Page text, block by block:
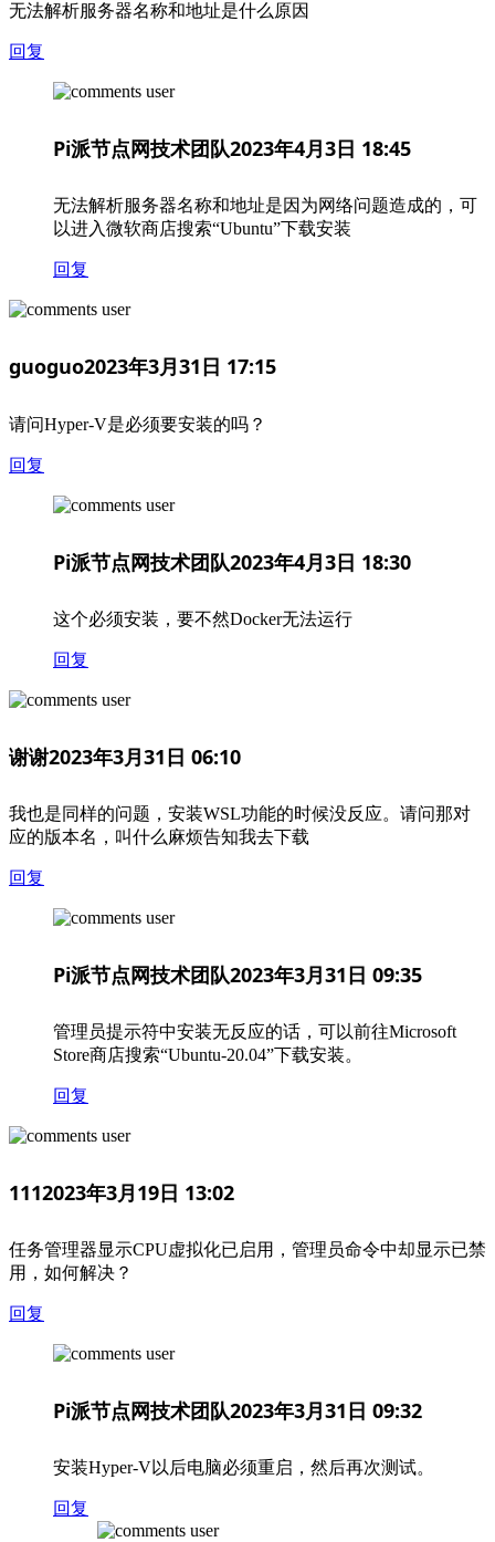
无法解析服务器名称和地址是什么原因
回复
Pi派节点网技术团队2023年4月3日 18:45
无法解析服务器名称和地址是因为网络问题造成的，可
以进入微软商店搜索“Ubuntu”下载安装
回复
guoguo2023年3月31日 17:15
请问Hyper-V是必须要安装的吗？
回复
Pi派节点网技术团队2023年4月3日 18:30
这个必须安装，要不然Docker无法运行
回复
谢谢2023年3月31日 06:10
我也是同样的问题，安装WSL功能的时候没反应。请问那对
应的版本名，叫什么麻烦告知我去下载
回复
Pi派节点网技术团队2023年3月31日 09:35
管理员提示符中安装无反应的话，可以前往Microsoft
Store商店搜索“Ubuntu-20.04”下载安装。
回复
1112023年3月19日 13:02
任务管理器显示CPU虚拟化已启用，管理员命令中却显示已禁
用，如何解决？
回复
Pi派节点网技术团队2023年3月31日 09:32
安装Hyper-V以后电脑必须重启，然后再次测试。
回复